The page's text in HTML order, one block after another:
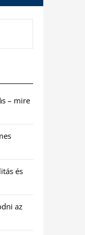
– mire
és
az